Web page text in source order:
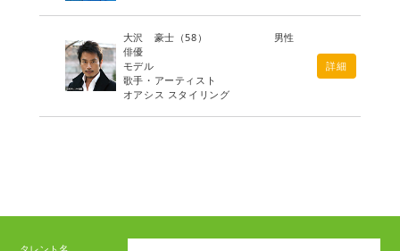
大沢 豪士 （58）
男性
俳優
モデル
歌手・アーティスト
オアシス スタイリング
詳細